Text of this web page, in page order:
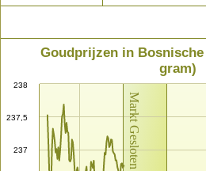
Markt Gesloten
Goudprijzen in
gram)
237
237,5
238